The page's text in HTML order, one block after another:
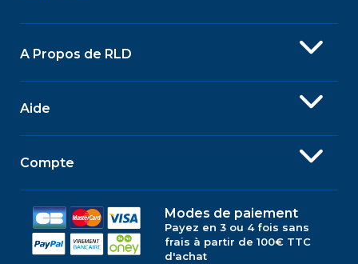
A Propos de RLD
Aide
Compte
Modes de paiement
Payez en 3 ou 4 fois sans
frais à partir de 100€ TTC
d'achat